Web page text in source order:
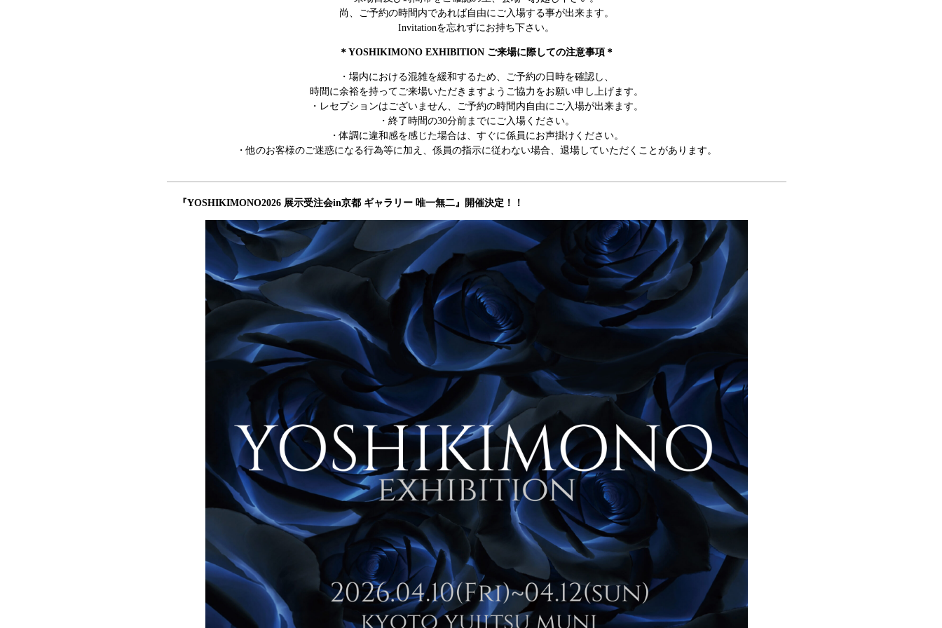
尚、ご予約の時間内であれば自由にご入場する事が出来ます。
Invitationを忘れずにお持ち下さい。
＊YOSHIKIMONO EXHIBITION ご来場に際しての注意事項＊
・場内における混雑を緩和するため、ご予約の日時を確認し、
時間に余裕を持ってご来場いただきますようご協力をお願い申し上げます。
・レセプションはございません、ご予約の時間内自由にご入場が出来ます。
・終了時間の30分前までにご入場ください。
・体調に違和感を感じた場合は、すぐに係員にお声掛けください。
・他のお客様のご迷惑になる行為等に加え、係員の指示に従わない場合、退場していただくことがあります。
『YOSHIKIMONO2026 展示受注会in京都 ギャラリー 唯一無二』開催決定！！